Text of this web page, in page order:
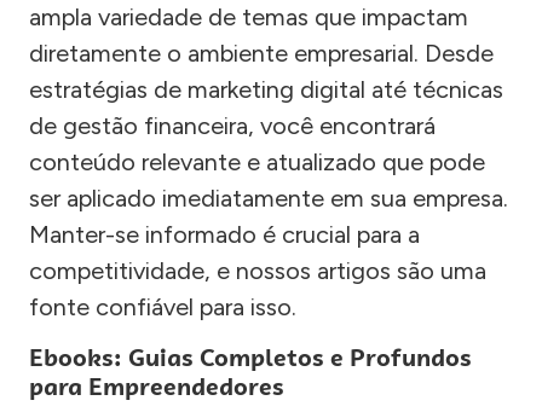
ampla variedade de temas que impactam
diretamente o ambiente empresarial. Desde
estratégias de marketing digital até técnicas
de gestão financeira, você encontrará
conteúdo relevante e atualizado que pode
ser aplicado imediatamente em sua empresa.
Manter-se informado é crucial para a
competitividade, e nossos artigos são uma
fonte confiável para isso.
Ebooks: Guias Completos e Profundos
para Empreendedores